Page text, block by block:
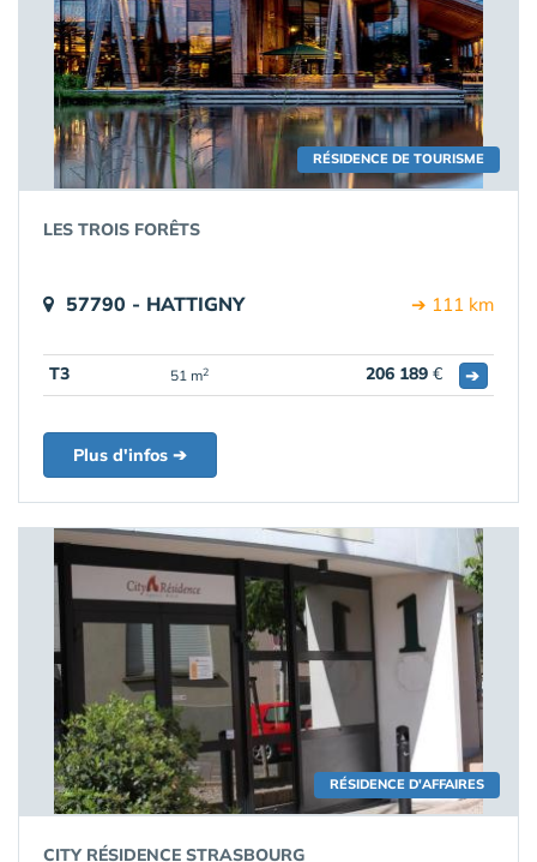
RÉSIDENCE DE TOURISME
LES TROIS FORÊTS
57790 - HATTIGNY ➔ 111 km
T3 51 m2 206 189 € ➔
Plus d'infos ➔
RÉSIDENCE D'AFFAIRES
CITY RÉSIDENCE STRASBOURG